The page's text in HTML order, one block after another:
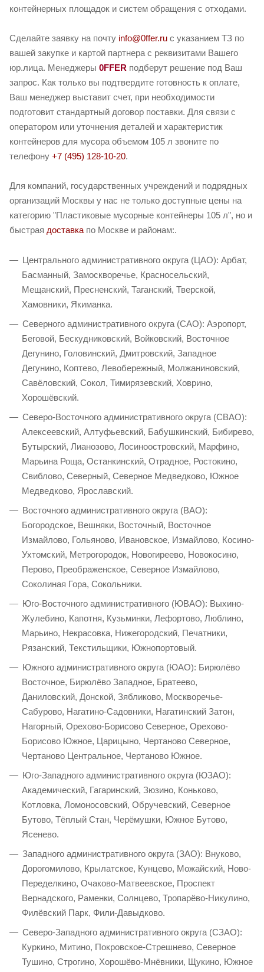
контейнерных площадок и систем обращения с отходами.
Сделайте заявку на почту info@0ffer.ru с указанием ТЗ по
вашей закупке и картой партнера с реквизитами Вашего
юр.лица. Менеджеры 0FFER подберут решение под Ваш
запрос. Как только вы подтвердите готовность к оплате,
Ваш менеджер выставит счет, при необходимости
подготовит стандартный договор поставки. Для связи с
оператором или уточнения деталей и характеристик
контейнеров для мусора объемом 105 л звоните по
телефону +7 (495) 128-10-20.
Для компаний, государственных учреждений и подрядных
организаций Москвы у нас не только доступные цены на
категорию "Пластиковые мусорные контейнеры 105 л", но и
быстрая доставка по Москве и районам:.
Центрального административного округа (ЦАО): Арбат,
Басманный, Замоскворечье, Красносельский,
Мещанский, Пресненский, Таганский, Тверской,
Хамовники, Якиманка.
Северного административного округа (САО): Аэропорт,
Беговой, Бескудниковский, Войковский, Восточное
Дегунино, Головинский, Дмитровский, Западное
Дегунино, Коптево, Левобережный, Молжаниновский,
Савёловский, Сокол, Тимирязевский, Ховрино,
Хорошёвский.
Северо-Восточного административного округа (СВАО):
Алексеевский, Алтуфьевский, Бабушкинский, Бибирево,
Бутырский, Лианозово, Лосиноостровский, Марфино,
Марьина Роща, Останкинский, Отрадное, Ростокино,
Свиблово, Северный, Северное Медведково, Южное
Медведково, Ярославский.
Восточного административного округа (ВАО):
Богородское, Вешняки, Восточный, Восточное
Измайлово, Гольяново, Ивановское, Измайлово, Косино-
Ухтомский, Метрогородок, Новогиреево, Новокосино,
Перово, Преображенское, Северное Измайлово,
Соколиная Гора, Сокольники.
Юго-Восточного административного (ЮВАО): Выхино-
Жулебино, Капотня, Кузьминки, Лефортово, Люблино,
Марьино, Некрасовка, Нижегородский, Печатники,
Рязанский, Текстильщики, Южнопортовый.
Южного административного округа (ЮАО): Бирюлёво
Восточное, Бирюлёво Западное, Братеево,
Даниловский, Донской, Зябликово, Москворечье-
Сабурово, Нагатино-Садовники, Нагатинский Затон,
Нагорный, Орехово-Борисово Северное, Орехово-
Борисово Южное, Царицыно, Чертаново Северное,
Чертаново Центральное, Чертаново Южное.
Юго-Западного административного округа (ЮЗАО):
Академический, Гагаринский, Зюзино, Коньково,
Котловка, Ломоносовский, Обручевский, Северное
Бутово, Тёплый Стан, Черёмушки, Южное Бутово,
Ясенево.
Западного административного округа (ЗАО): Внуково,
Дорогомилово, Крылатское, Кунцево, Можайский, Ново-
Переделкино, Очаково-Матвеевское, Проспект
Вернадского, Раменки, Солнцево, Тропарёво-Никулино,
Филёвский Парк, Фили-Давыдково.
Северо-Западного административного округа (СЗАО):
Куркино, Митино, Покровское-Стрешнево, Северное
Тушино, Строгино, Хорошёво-Мнёвники, Щукино, Южное